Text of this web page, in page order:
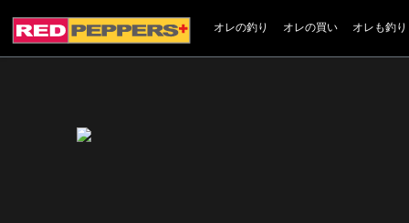
オレの釣り オレの買い オレも釣り